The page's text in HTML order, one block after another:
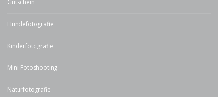
Gutschein
Hundefotografie
Kinderfotografie
Mini-Fotoshooting
Naturfotografie